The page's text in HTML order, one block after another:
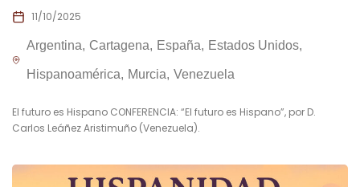
11/10/2025
Argentina Cartagena España Estados Unidos
Hispanoamérica Murcia Venezuela
El futuro es Hispano CONFERENCIA: “El futuro es Hispano”, por D.
Carlos Leáñez Aristimuño (Venezuela).